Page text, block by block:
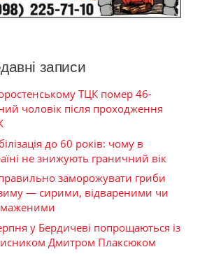
записи
ТЦК помер 46-
чоловік після проходження
до 60 років: чому в
не знижують граничний вік
заморожувати гриби
— сирими, відвареними чи
у Бердичеві попрощаються із
Дмитром Плаксюком